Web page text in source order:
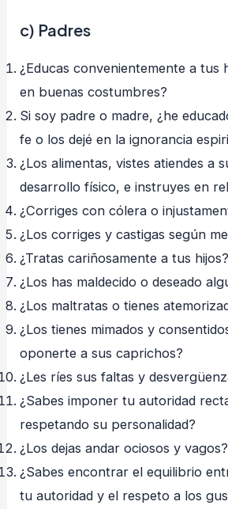
c) Padres
¿Educas convenientemente a tus
en buenas costumbres?
Si soy padre o madre, ¿he
fe o los dejé en la ignorancia
¿Los alimentas, vistes atiendes a
desarrollo físico, e instruyes en
¿Corriges con cólera o
¿Los corriges y castigas según
¿Tratas cariñosamente a tus hijos?
¿Los has maldecido o deseado
¿Los maltratas o tienes
¿Los tienes mimados y
oponerte a sus caprichos?
¿Les ríes sus faltas y
¿Sabes imponer tu autoridad
respetando su personalidad?
¿Los dejas andar ociosos y vagos?
¿Sabes encontrar el equilibrio
tu autoridad y el respeto a los